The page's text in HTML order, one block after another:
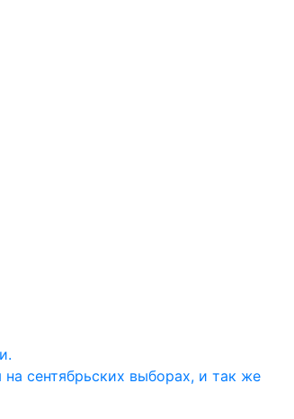
сентябрьских выборах, и так же